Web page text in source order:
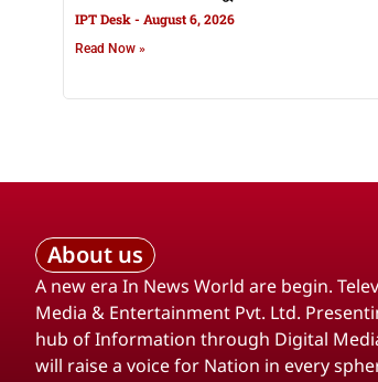
IPT Desk August 6, 2026
Read Now »
About us
A new era In News World are begin.
Media & Entertainment Pvt. Ltd.
hub of Information through Digital
will raise a voice for Nation in every